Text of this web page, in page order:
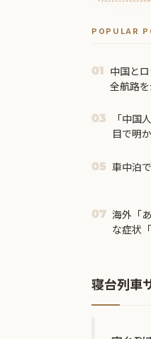
POPULAR
01 中国と
全航路を
03
「中国
目で明
05 車中泊
07 海外「
な症状
寝台列車